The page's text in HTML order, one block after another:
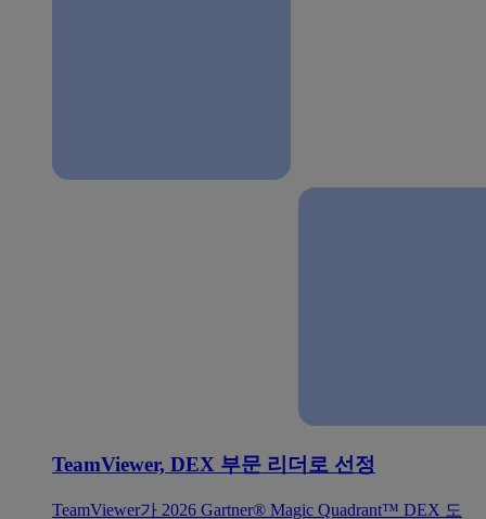
TeamViewer, DEX 부문 리더로 선정
TeamViewer가 2026 Gartner® Magic Quadrant™ DEX 도